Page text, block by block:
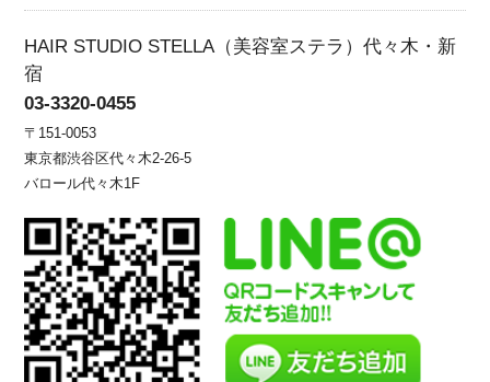
HAIR STUDIO STELLA（美容室ステラ）代々木・新
宿
03-3320-0455
〒151-0053
東京都渋谷区代々木2-26-5
バロール代々木1F